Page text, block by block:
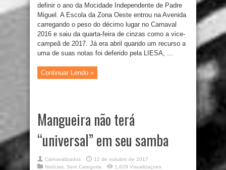
definir o ano da Mocidade Independente de Padre
Miguel. A Escola da Zona Oeste entrou na Avenida
carregando o peso do décimo lugar no Carnaval
2016 e saiu da quarta-feira de cinzas como a vice-
campeã de 2017. Já era abril quando um recurso a
uma de suas notas foi deferido pela LIESA, ...
Continuar Lendo »
Mangueira não terá
“universal” em seu samba
Carnavalizados
12 de outubro de 2017
Notícias Sem Categoria 1,629 Visualizaçoes